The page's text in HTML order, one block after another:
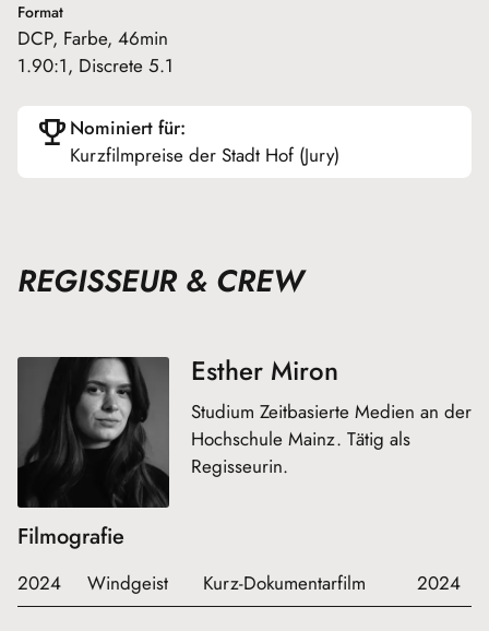
Format
DCP, Farbe, 46min
1.90:1, Discrete 5.1
Nominiert für:
Kurzfilmpreise der Stadt Hof (Jury)
REGISSEUR & CREW
Esther Miron
Studium Zeitbasierte Medien an der
Hochschule Mainz. Tätig als
Regisseurin.
Filmografie
2024 Windgeist Kurz-Dokumentarfilm 2024